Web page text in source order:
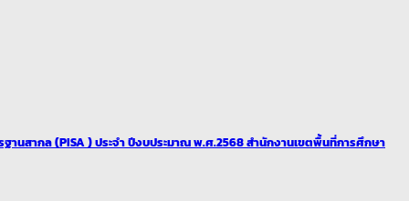
านสากล (PISA ) ประจำ ปีงบประมาณ พ.ศ.2568 สำนักงานเขตพื้นที่การศึกษา